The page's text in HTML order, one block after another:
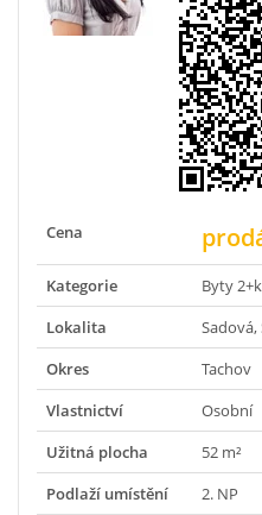
Cena
Kategorie
Byty
Lokalita
Okres
Tachov
Vlastnictví
Osobní
Užitná plocha
52 m²
Podlaží umístění
2. NP